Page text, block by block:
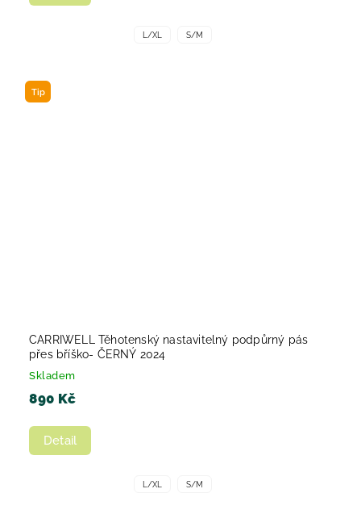
L/XL S/M
Tip
CARRIWELL Těhotenský nastavitelný podpůrný pás
přes bříško- ČERNÝ 2024
Skladem
890 Kč
Detail
L/XL S/M